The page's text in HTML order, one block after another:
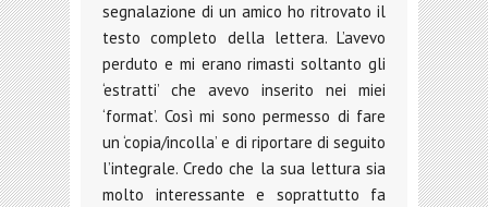
segnalazione di un amico ho ritrovato il
testo completo della lettera. L’avevo
perduto e mi erano rimasti soltanto gli
‘estratti’ che avevo inserito nei miei
‘format’. Così mi sono permesso di fare
un ‘copia/incolla’ e di riportare di seguito
l’integrale. Credo che la sua lettura sia
molto interessante e soprattutto fa